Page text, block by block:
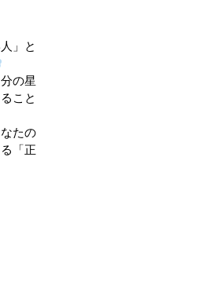
なんと
するこ
」と
の星
こと
たの
「正